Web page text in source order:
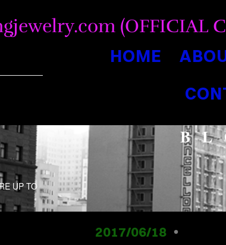
(OFFICIAL
HOME
UP TO
2017/06/18